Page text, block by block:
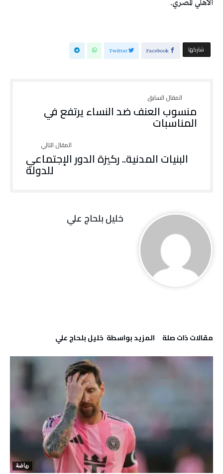
‬الأهلي‭ ‬المصري‭. ‬
‫‫ شاركها‬ Facebook
Twitter
منسوب العنف ضد النساء يرتفع في
المناسبات
البنيات المدنية.. ركيزة الدور الإجتماعي
للدولة
خليل‭ ‬بلحاج‭ ‬علي
‫مقالات ذات صلة‬ ‫‫المزيد بواسطة‬ ‬ خليل‭ ‬بلحاج‭ ‬علي
رياضة